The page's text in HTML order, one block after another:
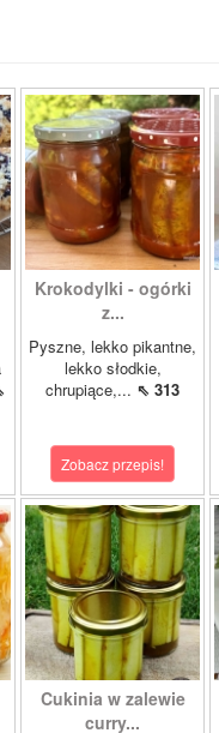
Krokodylki - ogórki
z...
Pyszne, lekko pikantne,
lekko słodkie,
chrupiące,... ⇖ 313
Zobacz przepis!
Cukinia w zalewie
curry...